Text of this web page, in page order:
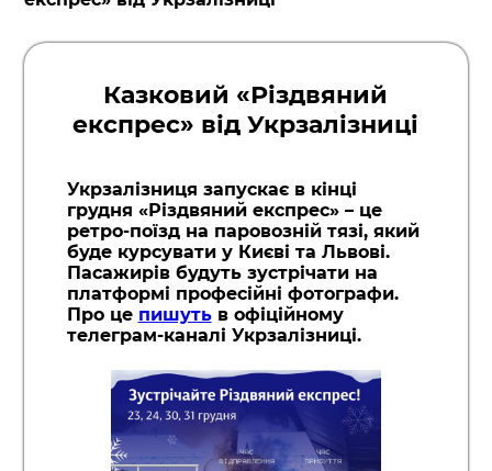
Казковий «Різдвяний
експрес» від Укрзалізниці
Укрзалізниця запускає в кінці
грудня «Різдвяний експрес» – це
ретро-поїзд на паровозній тязі, який
буде курсувати у Києві та Львові.
Пасажирів будуть зустрічати на
платформі професійні фотографи.
Про це пишутьв офіційному
телеграм-каналі Укрзалізниці.